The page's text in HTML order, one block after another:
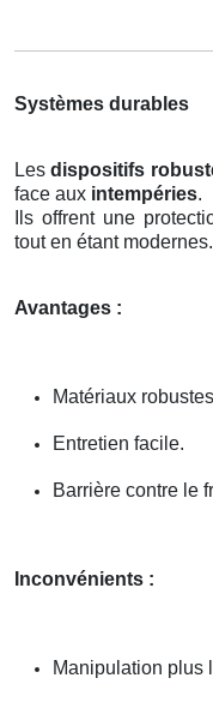
Systèmes durables
Lesdispositifs
face aux intempéries.
Ils offrent une
tout en étant modernes.
Avantages :
Matériaux
Entretien facile.
Barrière contre le
Inconvénients :
Manipulation plus